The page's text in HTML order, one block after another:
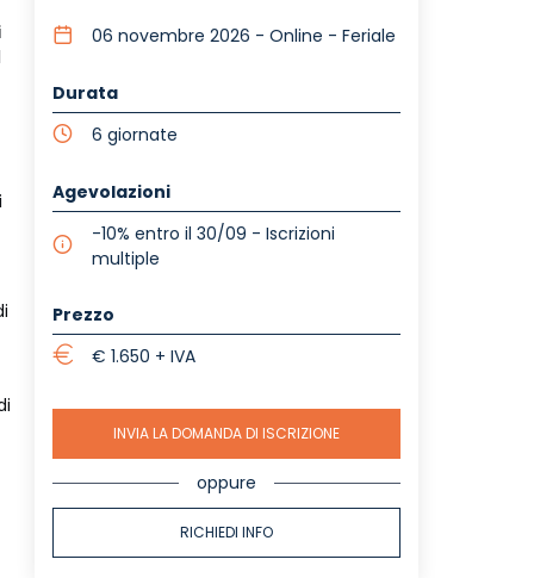
06 novembre 2026 - Online - Feriale
Durata
6 giornate
Agevolazioni
-10% entro il 30/09 - Iscrizioni
multiple
Prezzo
€ 1.650 + IVA
INVIA LA DOMANDA DI ISCRIZIONE
oppure
RICHIEDI INFO